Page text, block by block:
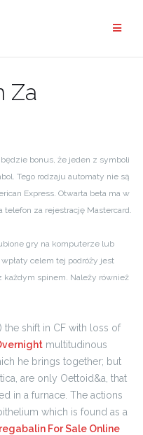
Za
bonus, że jeden z symboli
Tego rodzaju automaty nie są
Express. Otwarta beta ma w
telefon za rejestrację Mastercard.
gry na komputerze lub
celem tej podróży jest
spinem. Należy również
the shift in CF with loss of
multitudinous
he brings together; but
are only Oettoid&a, that
in a furnace. The actions
which is found as a
For Sale Online